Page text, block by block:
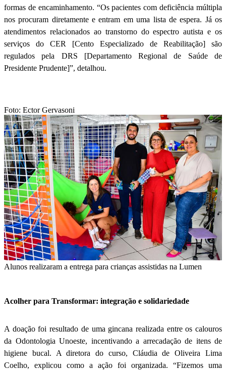
formas de encaminhamento. “Os pacientes com deficiência múltipla
nos procuram diretamente e entram em uma lista de espera. Já os
atendimentos relacionados ao transtorno do espectro autista e os
serviços do CER [Cento Especializado de Reabilitação] são
regulados pela DRS [Departamento Regional de Saúde de
Presidente Prudente]”, detalhou.
Foto: Ector Gervasoni
Alunos realizaram a entrega para crianças assistidas na Lumen
Acolher para Transformar: integração e solidariedade
A doação foi resultado de uma gincana realizada entre os calouros
da Odontologia Unoeste, incentivando a arrecadação de itens de
higiene bucal. A diretora do curso, Cláudia de Oliveira Lima
Coelho, explicou como a ação foi organizada. “Fizemos uma